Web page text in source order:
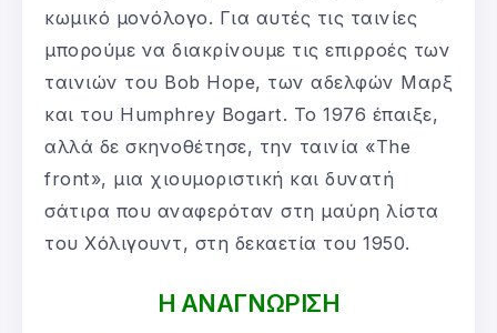
κωμικό μονόλογο. Για αυτές τις ταινίες
μπορούμε να διακρίνουμε τις επιρροές των
ταινιών του Bob Hope, των αδελφών Μαρξ
και του Humphrey Bogart. Το 1976 έπαιξε,
αλλά δε σκηνοθέτησε, την ταινία «The
front», μια χιουμοριστική και δυνατή
σάτιρα που αναφερόταν στη μαύρη λίστα
του Χόλιγουντ, στη δεκαετία του 1950.
Η ΑΝΑΓΝΩΡΙΣΗ